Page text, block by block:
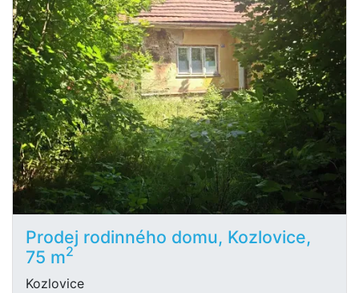
Prodej rodinného domu, Kozlovice,
75 m2
Kozlovice